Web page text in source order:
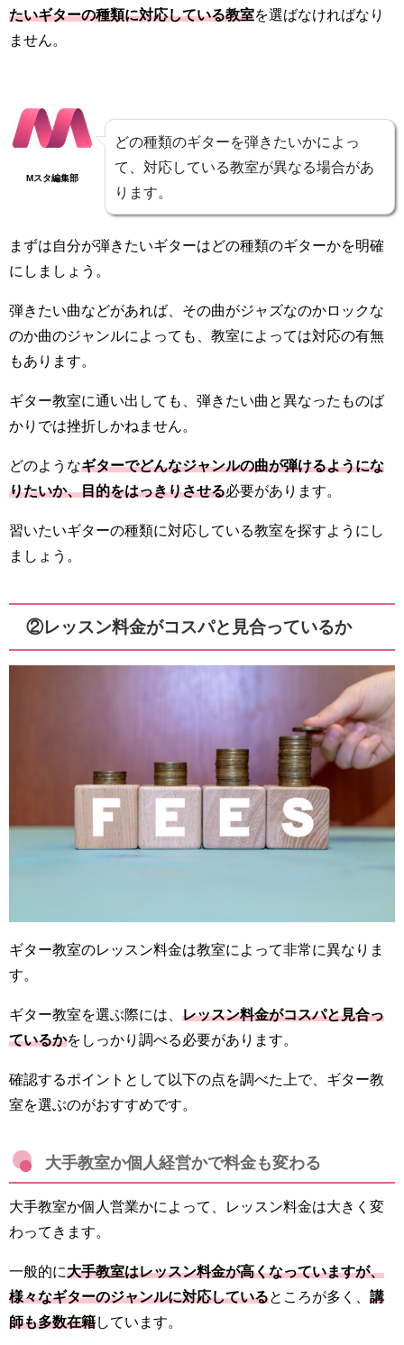
たいギターの種類に対応している教室を選ばなければなり
ません。
Mスタ編集部
どの種類のギターを弾きたいかによっ
て、対応している教室が異なる場合があ
ります。
まずは自分が弾きたいギターはどの種類のギターかを明確
にしましょう。
弾きたい曲などがあれば、その曲がジャズなのかロックな
のか曲のジャンルによっても、教室によっては対応の有無
もあります。
ギター教室に通い出しても、弾きたい曲と異なったものば
かりでは挫折しかねません。
どのようなギターでどんなジャンルの曲が弾けるようにな
りたいか、目的をはっきりさせる必要があります。
習いたいギターの種類に対応している教室を探すようにし
ましょう。
②レッスン料金がコスパと見合っているか
ギター教室のレッスン料金は教室によって非常に異なりま
す。
ギター教室を選ぶ際には、 レッスン料金がコスパと見合っ
ているかをしっかり調べる必要があります。
確認するポイントとして以下の点を調べた上で、ギター教
室を選ぶのがおすすめです。
大手教室か個人経営かで料金も変わる
大手教室か個人営業かによって、レッスン料金は大きく変
わってきます。
一般的に大手教室はレッスン料金が高くなっていますが、
様々なギターのジャンルに対応しているところが多く、 講
師も多数在籍しています。